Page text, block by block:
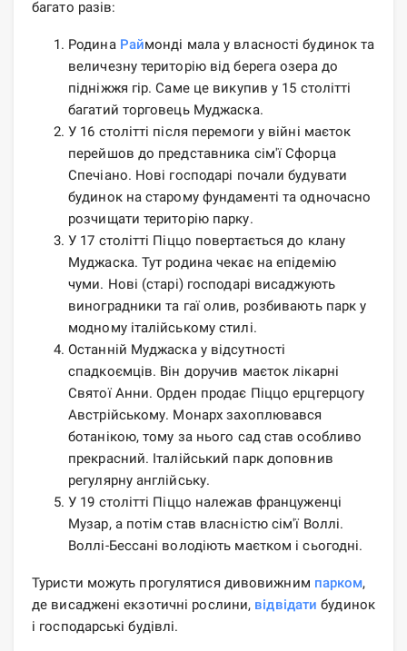
багато разів:
Родина Раймонді мала у власності будинок та
величезну територію від берега озера до
підніжжя гір. Саме це викупив у 15 столітті
багатий торговець Муджаска.
У 16 столітті після перемоги у війні маєток
перейшов до представника сім'ї Сфорца
Спечіано. Нові господарі почали будувати
будинок на старому фундаменті та одночасно
розчищати територію парку.
У 17 столітті Піццо повертається до клану
Муджаска. Тут родина чекає на епідемію
чуми. Нові (старі) господарі висаджують
виноградники та гаї олив, розбивають парк у
модному італійському стилі.
Останній Муджаска у відсутності
спадкоємців. Він доручив маєток лікарні
Святої Анни. Орден продає Піццо ерцгерцогу
Австрійському. Монарх захоплювався
ботанікою, тому за нього сад став особливо
прекрасний. Італійський парк доповнив
регулярну англійську.
У 19 столітті Піццо належав француженці
Музар, а потім став власністю сім'ї Воллі.
Воллі-Бессані володіють маєтком і сьогодні.
Туристи можуть прогулятися дивовижним парком,
де висаджені екзотичні рослини, відвідати будинок
і господарські будівлі.